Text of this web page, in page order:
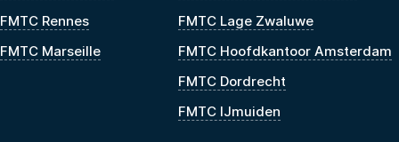
FMTC Rennes
FMTC Marseille
FMTC Lage Zwaluwe
FMTC Hoofdkantoor Amsterdam
FMTC Dordrecht
FMTC IJmuiden